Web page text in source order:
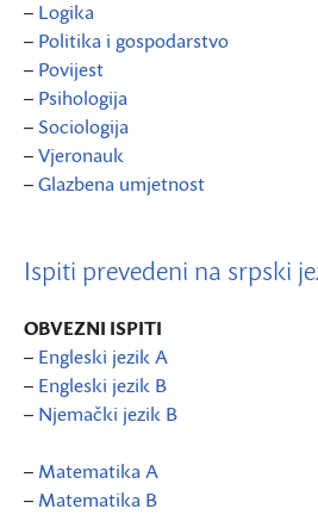
– Logika
– Politika i gospodarstvo
– Povijest
– Psihologija
–Sociologija
–Vjeronauk
–Glazbena umjetnost
Ispiti prevedeni na srpski
OBVEZNI ISPITI
– Engleski jezik A
– Engleski jezik B
– Njemački jezik B
– Matematika A
– Matematika B